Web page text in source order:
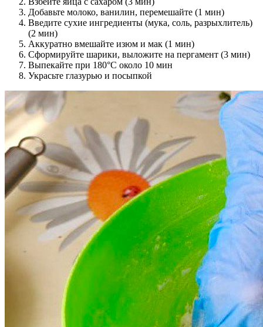
Добавьте молоко, ванилин, перемешайте (1 мин)
Введите сухие ингредиенты (мука, соль, разрыхлитель)
(2 мин)
Аккуратно вмешайте изюм и мак (1 мин)
Сформируйте шарики, выложите на пергамент (3 мин)
Выпекайте при 180°C около 10 мин
Украсьте глазурью и посыпкой